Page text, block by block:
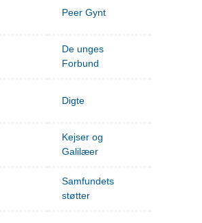
Peer Gynt
De unges
Forbund
Digte
Kejser og
Galilæer
Samfundets
støtter